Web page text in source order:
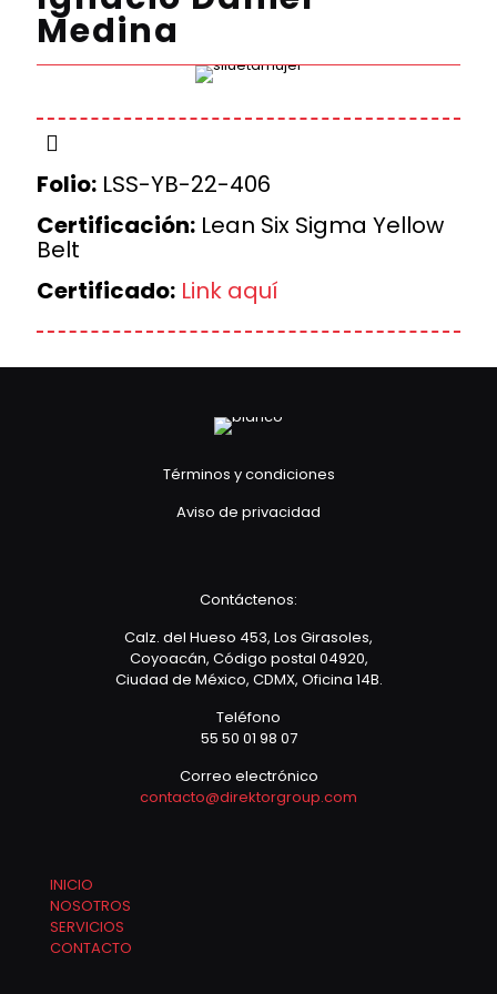
Medina
Folio: LSS-YB-22-406
Certificación: Lean Six Sigma Yellow
Belt
Certificado: Link aquí
Términos y condiciones
Aviso de privacidad
Contáctenos:
Calz. del Hueso 453, Los Girasoles,
Coyoacán, Código postal 04920,
Ciudad de México, CDMX, Oficina 14B.
Teléfono
55 50 01 98 07
Correo electrónico
contacto@direktorgroup.com
INICIO
NOSOTROS
SERVICIOS
CONTACTO